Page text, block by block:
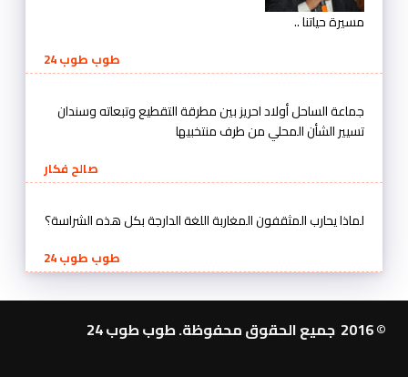
مسيرة حياتنا ..
طوب طوب 24
جماعة الساحل أولاد احريز بين مطرقة التقطيع وتبعاته وسندان
تسيير الشأن المحلي من طرف منتخبيها
صالح فكار
لماذا يحارب المثقفون المغاربة اللغة الدارجة بكل هذه الشراسة؟
طوب طوب 24
© 2016 جميع الحقوق محفوظة. طوب طوب 24